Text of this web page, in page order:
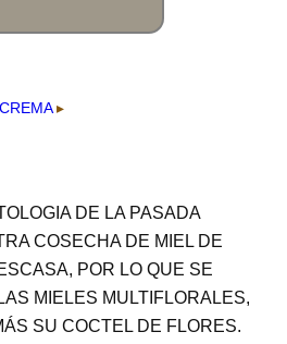
▸
DE LA PASADA
COSECHA DE MIEL DE
POR LO QUE SE
MIELES MULTIFLORALES,
SU COCTEL DE FLORES.